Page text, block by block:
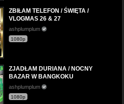
ZBIŁAM TELEFON / ŚWIĘTA /
VLOGMAS 26 & 27
ashplumplum
1080p
ZJADŁAM DURIANA / NOCNY
BAZAR W BANGKOKU
ashplumplum
1080p